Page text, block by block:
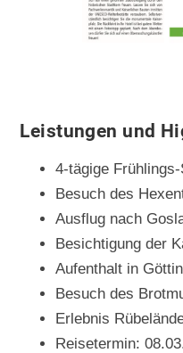
Leistungen und
4-tägige
Besuch des
Ausflug nach
Besichtigung der
Aufenthalt in
Besuch des
Erlebnis
Reisetermin: